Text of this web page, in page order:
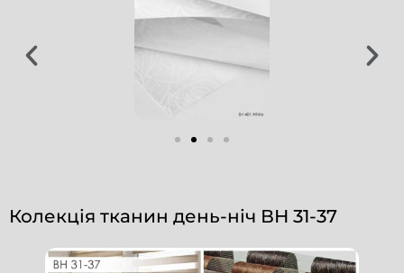
Колекція тканин день-ніч ВН 31-37